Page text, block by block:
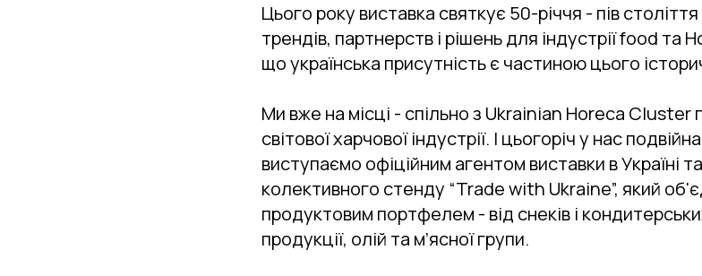
Цього року виставка святкує 50-річчя - пів
трендів, партнерств і рішень для індустрії food та
що українська присутність є частиною цього
Ми вже на місці - cпільно з Ukrainian Horeca
світової харчової індустрії. І цьогоріч у нас
виступаємо офіційним агентом виставки в Україні
колективного стенду “Trade with Ukraine”, який
продуктовим портфелем - від снеків і
продукції, олій та м’ясної групи.